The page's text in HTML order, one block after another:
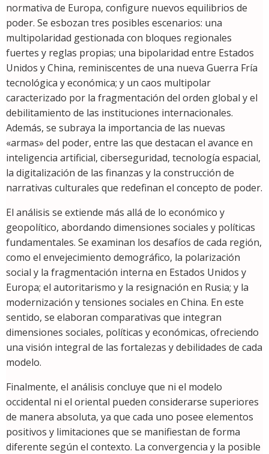
normativa de Europa, configure nuevos equilibrios de
poder. Se esbozan tres posibles escenarios: una
multipolaridad gestionada con bloques regionales
fuertes y reglas propias; una bipolaridad entre Estados
Unidos y China, reminiscentes de una nueva Guerra Fría
tecnológica y económica; y un caos multipolar
caracterizado por la fragmentación del orden global y el
debilitamiento de las instituciones internacionales.
Además, se subraya la importancia de las nuevas
«armas» del poder, entre las que destacan el avance en
inteligencia artificial, ciberseguridad, tecnología espacial,
la digitalización de las finanzas y la construcción de
narrativas culturales que redefinan el concepto de poder.
El análisis se extiende más allá de lo económico y
geopolítico, abordando dimensiones sociales y políticas
fundamentales. Se examinan los desafíos de cada región,
como el envejecimiento demográfico, la polarización
social y la fragmentación interna en Estados Unidos y
Europa; el autoritarismo y la resignación en Rusia; y la
modernización y tensiones sociales en China. En este
sentido, se elaboran comparativas que integran
dimensiones sociales, políticas y económicas, ofreciendo
una visión integral de las fortalezas y debilidades de cada
modelo.
Finalmente, el análisis concluye que ni el modelo
occidental ni el oriental pueden considerarse superiores
de manera absoluta, ya que cada uno posee elementos
positivos y limitaciones que se manifiestan de forma
diferente según el contexto. La convergencia y la posible